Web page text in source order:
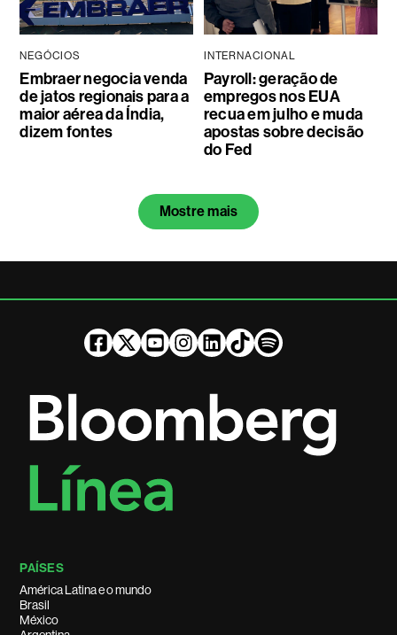
NEGÓCIOS
Embraer negocia venda
de jatos regionais para a
maior aérea da Índia,
dizem fontes
INTERNACIONAL
Payroll: geração de
empregos nos EUA
recua em julho e muda
apostas sobre decisão
do Fed
Mostre mais
PAÍSES
América Latina e o mundo
Brasil
México